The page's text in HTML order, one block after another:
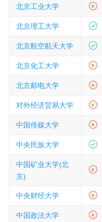
北京工业大学
北京理工大学
北京航空航天大学
北京化工大学
北京邮电大学
对外经济贸易大学
中国传媒大学
中央民族大学
中国矿业大学(北
京)
中央财经大学
中国政法大学